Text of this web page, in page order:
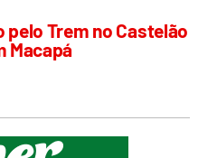
Trem no Castelão
Macapá